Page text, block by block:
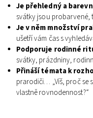
Je přehledný a
svátky jsou probarvené,
Je v něm množství
ušetří vám čas s
Podporuje rodinné
svátky, prázdniny,
Přináší témata k
prarodiči… „Víš, proč se
vlastně rovnodennost?“